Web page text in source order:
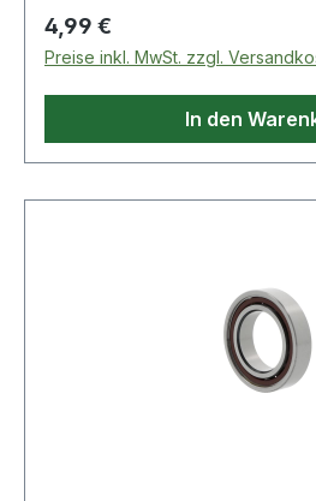
Regulärer Preis:
4,99 €
Preise inkl. MwSt. zzgl.
In den